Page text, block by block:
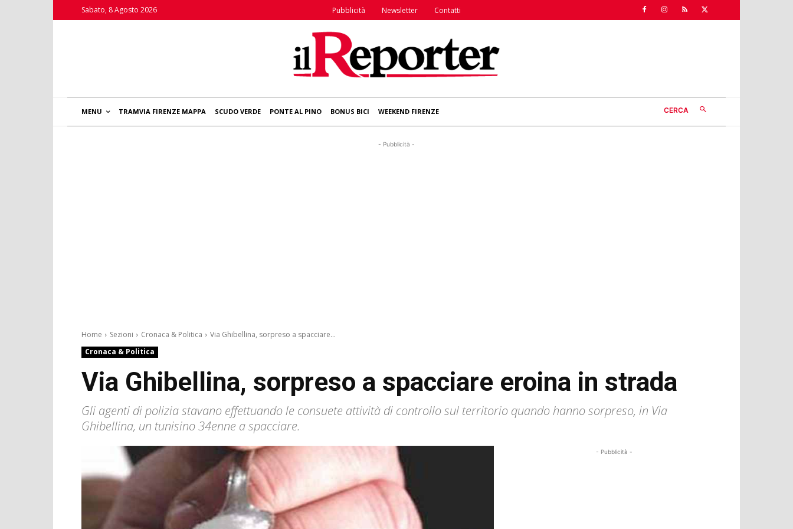
Sabato, 8 Agosto 2026 Pubblicità Newsletter Contatti
MENU TRAMVIA FIRENZE MAPPA SCUDO VERDE PONTE AL PINO BONUS BICI WEEKEND FIRENZE CERCA
- Pubblicità -
Home Sezioni Cronaca & Politica
Via Ghibellina, sorpreso a spacciare...
Cronaca & Politica
Via Ghibellina, sorpreso a spacciare eroina in strada
Gli agenti di polizia stavano effettuando le consuete attività di controllo sul territorio quando hanno sorpreso, in Via
Ghibellina, un tunisino 34enne a spacciare.
- Pubblicità -